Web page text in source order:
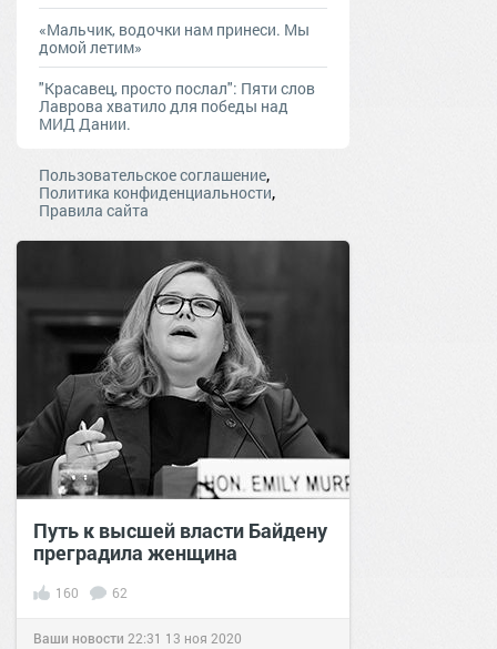
«Мальчик, водочки нам принеси. Мы
домой летим»
"Красавец, просто послал": Пяти слов
Лаврова хватило для победы над
МИД Дании.
Пользовательское соглашение,
Политика конфиденциальности,
Правила сайта
Путь к высшей власти Байдену
преградила женщина
160 62
Ваши новости 22:31 13 ноя 2020